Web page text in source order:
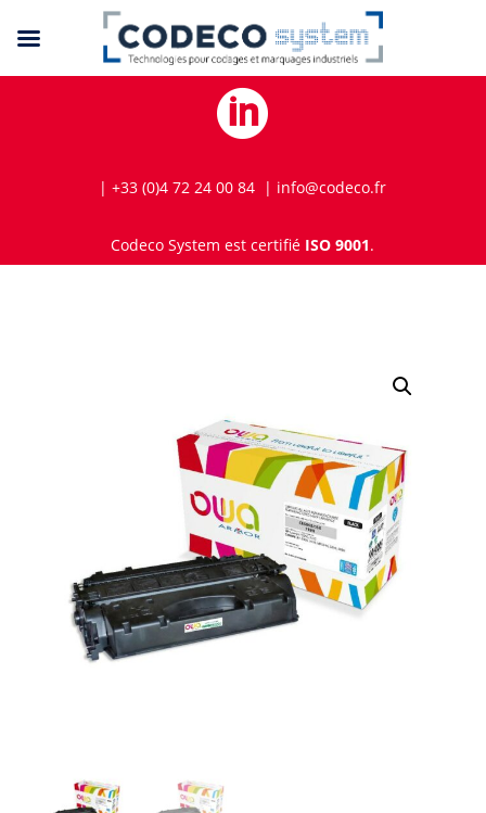

| +33 (0)4 72 24 00 84 | info@codeco.fr
Codeco System est certifié ISO 9001.